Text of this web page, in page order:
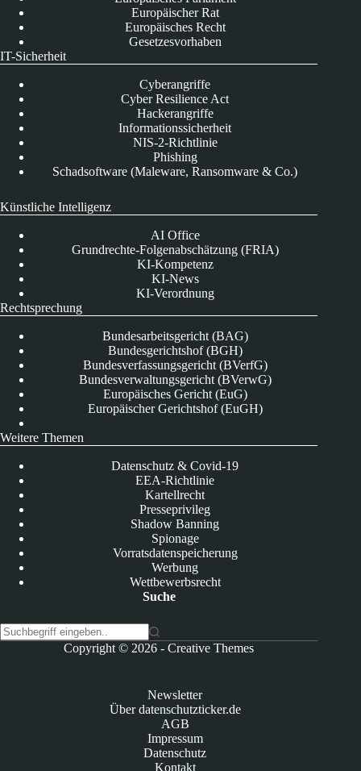
Europäischer Rat
Europäisches Recht
Gesetzesvorhaben
IT-Sicherheit
Cyberangriffe
Cyber Resilience Act
Hackerangriffe
Informationssicherheit
NIS-2-Richtlinie
Phishing
Schadsoftware (Maleware, Ransomware & Co.)
Künstliche Intelligenz
AI Office
Grundrechte-Folgenabschätzung (FRIA)
KI-Kompetenz
KI-News
KI-Verordnung
Rechtsprechung
Bundesarbeitsgericht (BAG)
Bundesgerichtshof (BGH)
Bundesverfassungsgericht (BVerfG)
Bundesverwaltungsgericht (BVerwG)
Europäisches Gericht (EuG)
Europäischer Gerichtshof (EuGH)
Weitere Themen
Datenschutz & Covid-19
EEA-Richtlinie
Kartellrecht
Presseprivileg
Shadow Banning
Spionage
Vorratsdatenspeicherung
Werbung
Wettbewerbsrecht
Suche
Copyright © 2026 -Creative Themes
Newsletter
Über datenschutzticker.de
AGB
Impressum
Datenschutz
Kontakt